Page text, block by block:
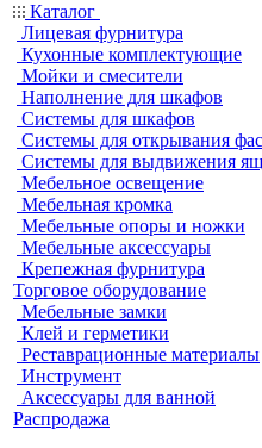
Каталог
Лицевая фурнитура
Кухонные комплектующие
Мойки и смесители
Наполнение для шкафов
Системы для шкафов
Системы для открывания
Системы для выдвижения
Мебельное освещение
Мебельная кромка
Мебельные опоры и ножки
Мебельные аксессуары
Крепежная фурнитура
Торговое оборудование
Мебельные замки
Клей и герметики
Реставрационные материалы
Инструмент
Аксессуары для ванной
Распродажа